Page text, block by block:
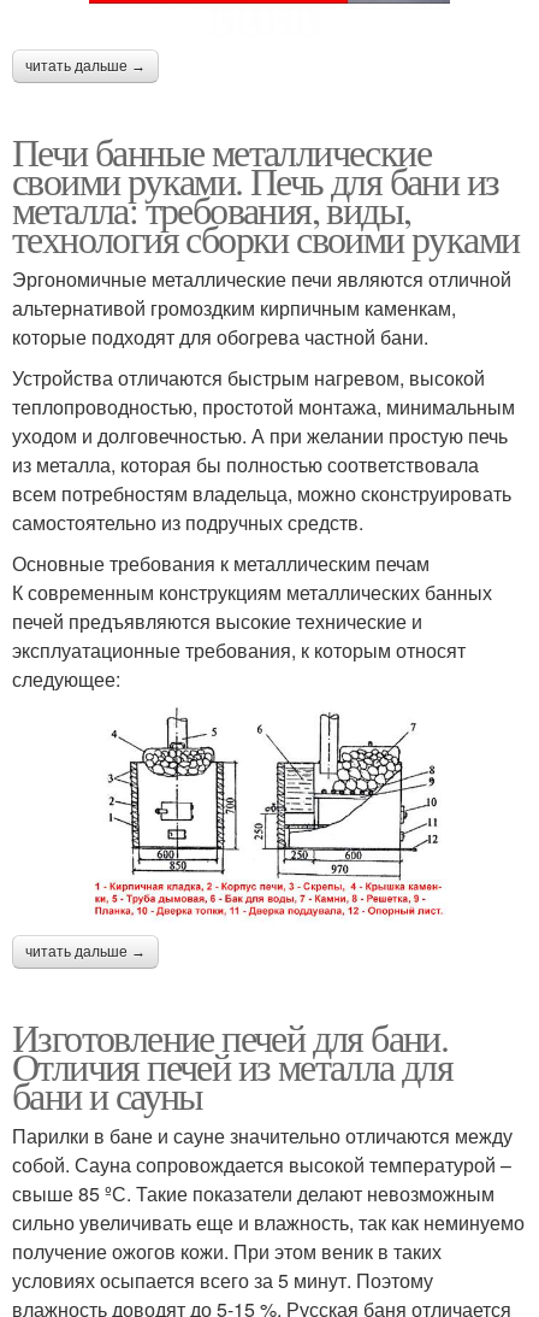
читать дальше →
Печи банные металлические
своими руками. Печь для бани из
металла: требования, виды,
технология сборки своими руками
Эргономичные металлические печи являются отличной
альтернативой громоздким кирпичным каменкам,
которые подходят для обогрева частной бани.
Устройства отличаются быстрым нагревом, высокой
теплопроводностью, простотой монтажа, минимальным
уходом и долговечностью. А при желании простую печь
из металла, которая бы полностью соответствовала
всем потребностям владельца, можно сконструировать
самостоятельно из подручных средств.
Основные требования к металлическим печам
К современным конструкциям металлических банных
печей предъявляются высокие технические и
эксплуатационные требования, к которым относят
следующее:
читать дальше →
Изготовление печей для бани.
Отличия печей из металла для
бани и сауны
Парилки в бане и сауне значительно отличаются между
собой. Сауна сопровождается высокой температурой –
свыше 85 ºС. Такие показатели делают невозможным
сильно увеличивать еще и влажность, так как неминуемо
получение ожогов кожи. При этом веник в таких
условиях осыпается всего за 5 минут. Поэтому
влажность доводят до 5-15 %. Русская баня отличается